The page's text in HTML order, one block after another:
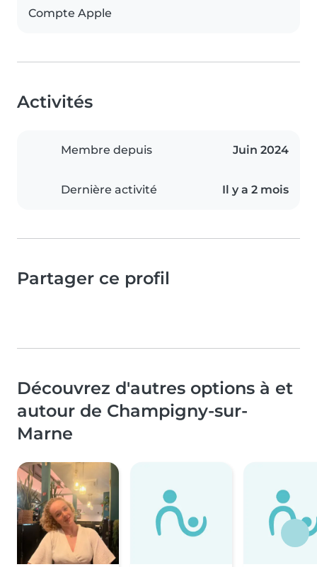
Compte Apple
Activités
Membre depuis Juin 2024
Dernière activité Il y a 2 mois
Partager ce profil
Découvrez d'autres options à et
autour de Champigny-sur-
Marne